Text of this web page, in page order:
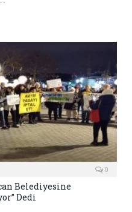
0
Belediyesine
Dedi